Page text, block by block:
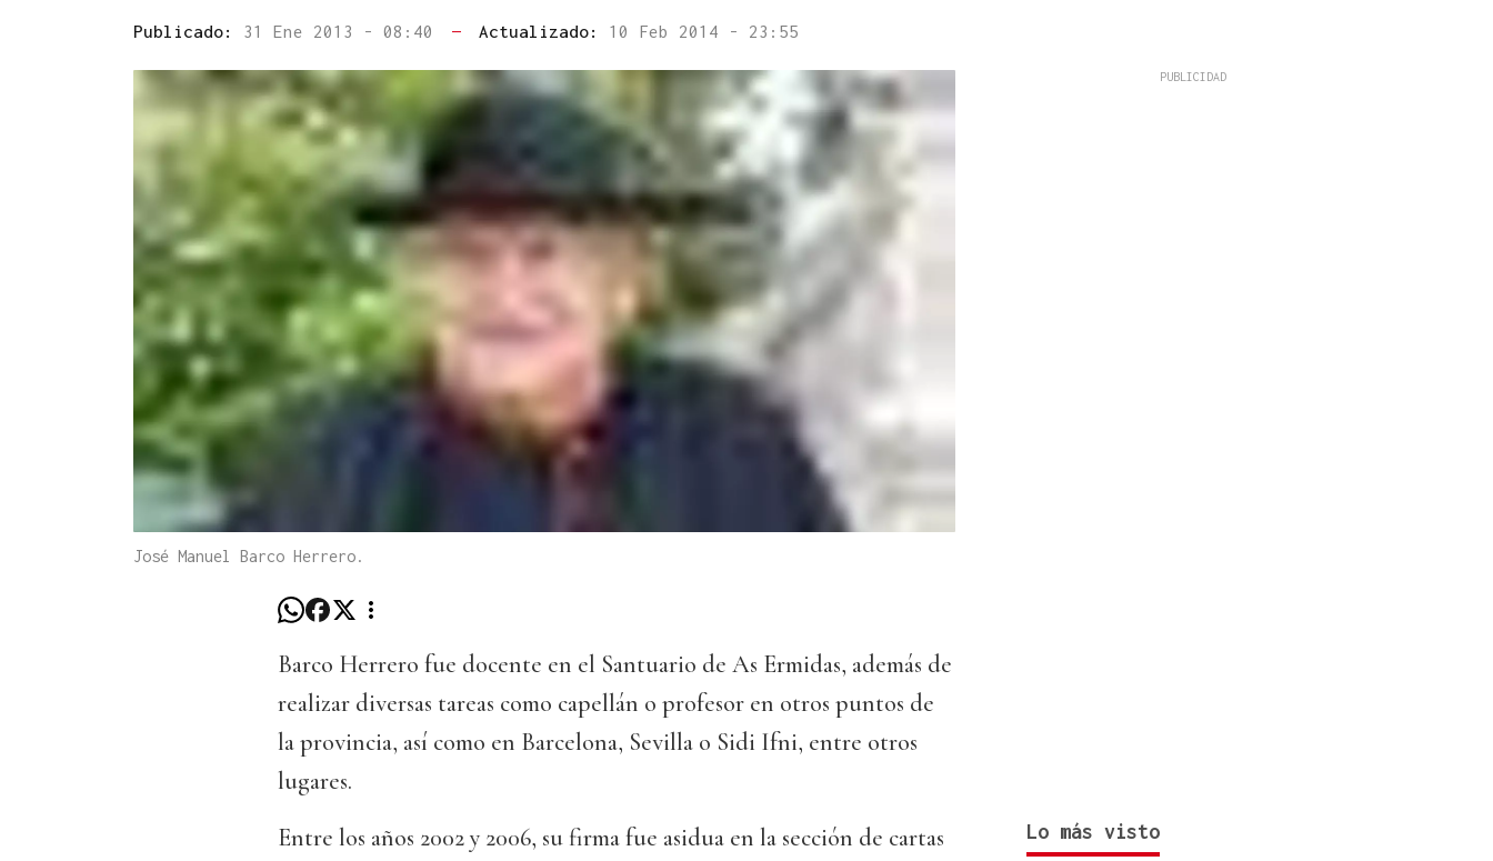
Publicado: 31 Ene 2013 - 08:40 — Actualizado: 10 Feb 2014 - 23:55
José Manuel Barco Herrero.
Barco Herrero fue docente en el Santuario de As Ermidas, además de
realizar diversas tareas como capellán o profesor en otros puntos de
la provincia, así como en Barcelona, Sevilla o Sidi Ifni, entre otros
lugares.
Entre los años 2002 y 2006, su firma fue asidua en la sección de cartas
Lo más visto